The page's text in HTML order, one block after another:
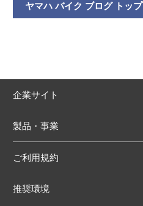
ヤマハ バイク ブログ トップ
企業サイト
製品・事業
ご利用規約
推奨環境